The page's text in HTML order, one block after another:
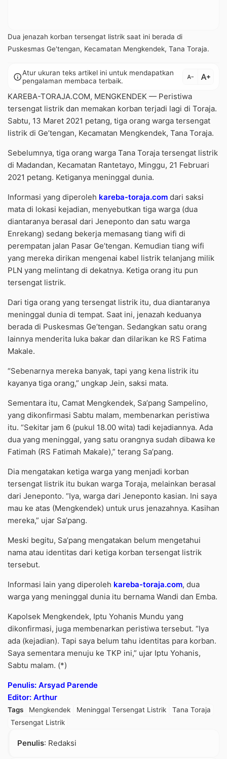
Dua jenazah korban tersengat listrik saat ini berada di
Puskesmas Ge'tengan, Kecamatan Mengkendek, Tana Toraja.
infoAtur ukuran teks artikel ini untuk mendapatkan
pengalaman membaca terbaik.
text_decrease text_increase
KAREBA-TORAJA.COM, MENGKENDEK — Peristiwa
tersengat listrik dan memakan korban terjadi lagi di Toraja.
Sabtu, 13 Maret 2021 petang, tiga orang warga tersengat
listrik di Ge’tengan, Kecamatan Mengkendek, Tana Toraja.
Sebelumnya, tiga orang warga Tana Toraja tersengat listrik
di Madandan, Kecamatan Rantetayo, Minggu, 21 Februari
2021 petang. Ketiganya meninggal dunia.
Informasi yang diperoleh kareba-toraja.com dari saksi
mata di lokasi kejadian, menyebutkan tiga warga (dua
diantaranya berasal dari Jeneponto dan satu warga
Enrekang) sedang bekerja memasang tiang wifi di
perempatan jalan Pasar Ge’tengan. Kemudian tiang wifi
yang mereka dirikan mengenai kabel listrik telanjang milik
PLN yang melintang di dekatnya. Ketiga orang itu pun
tersengat listrik.
Dari tiga orang yang tersengat listrik itu, dua diantaranya
meninggal dunia di tempat. Saat ini, jenazah keduanya
berada di Puskesmas Ge’tengan. Sedangkan satu orang
lainnya menderita luka bakar dan dilarikan ke RS Fatima
Makale.
“Sebenarnya mereka banyak, tapi yang kena listrik itu
kayanya tiga orang,” ungkap Jein, saksi mata.
Sementara itu, Camat Mengkendek, Sa’pang Sampelino,
yang dikonfirmasi Sabtu malam, membenarkan peristiwa
itu. “Sekitar jam 6 (pukul 18.00 wita) tadi kejadiannya. Ada
dua yang meninggal, yang satu orangnya sudah dibawa ke
Fatimah (RS Fatimah Makale),” terang Sa’pang.
Dia mengatakan ketiga warga yang menjadi korban
tersengat listrik itu bukan warga Toraja, melainkan berasal
dari Jeneponto. “Iya, warga dari Jeneponto kasian. Ini saya
mau ke atas (Mengkendek) untuk urus jenazahnya. Kasihan
mereka,” ujar Sa’pang.
Meski begitu, Sa’pang mengatakan belum mengetahui
nama atau identitas dari ketiga korban tersengat listrik
tersebut.
Informasi lain yang diperoleh kareba-toraja.com, dua
warga yang meninggal dunia itu bernama Wandi dan Emba.
Kapolsek Mengkendek, Iptu Yohanis Mundu yang
dikonfirmasi, juga membenarkan peristiwa tersebut. “Iya
ada (kejadian). Tapi saya belum tahu identitas para korban.
Saya sementara menuju ke TKP ini,” ujar Iptu Yohanis,
Sabtu malam. (*)
Penulis: Arsyad Parende
Editor: Arthur
Tags Mengkendek Meninggal Tersengat Listrik
Tana Toraja
Tersengat Listrik
Penulis: Redaksi